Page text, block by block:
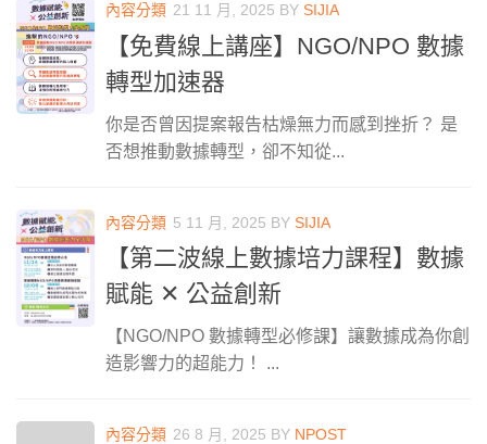
內容分類 21 11 月, 2025 BY SIJIA
【免費線上講座】NGO/NPO 數據
轉型加速器
你是否曾因提案報告枯燥無力而感到挫折？ 是
否想推動數據轉型，卻不知從...
內容分類 5 11 月, 2025 BY SIJIA
【第二波線上數據培力課程】數據
賦能 ✕ 公益創新
【NGO/NPO 數據轉型必修課】讓數據成為你創
造影響力的超能力！ ...
內容分類 26 8 月, 2025 BY NPOST